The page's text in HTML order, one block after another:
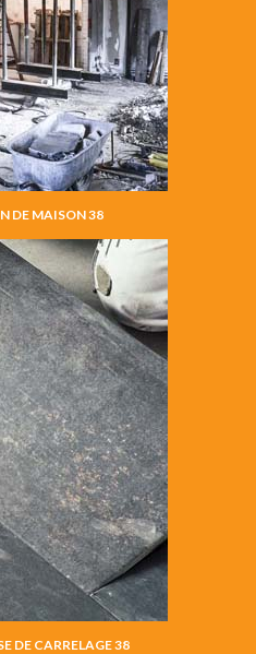
DE MAISON 38
DE CARRELAGE 38